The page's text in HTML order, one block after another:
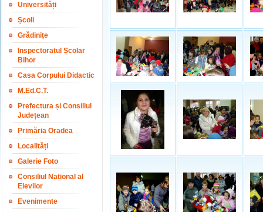
Universități
Școli
Grădinițe
Inspectoratul Școlar
Bihor
Casa Corpului Didactic
M.Ed.C.T.
Prefectura și Consiliul
Județean
Primăria Oradea
Localități
Galerie Foto
Consiliul Național al
Elevilor
Evenimente